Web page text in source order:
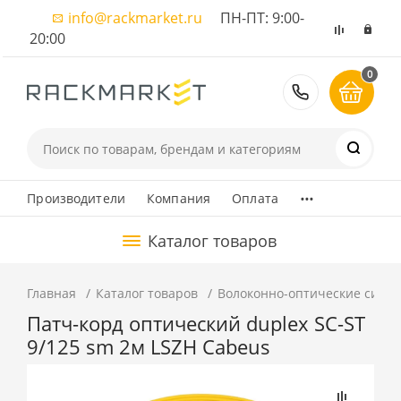
info@rackmarket.ru ПН-ПТ: 9:00-
20:00
8 (495)
0
Производители Компания Оплата ...
Каталог товаров
Главная Каталог товаров Волоконно-оптические
Патч-корд оптический duplex SC-ST
9/125 sm 2м LSZH Cabeus